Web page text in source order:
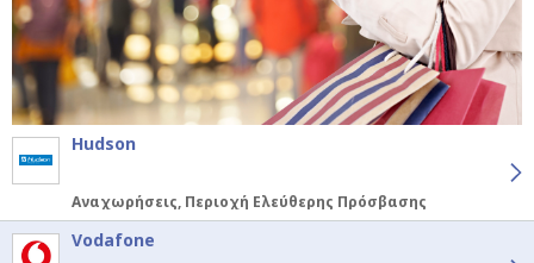
Hudson
Αναχωρήσεις, Περιοχή Ελεύθερης Πρόσβασης
Vodafone